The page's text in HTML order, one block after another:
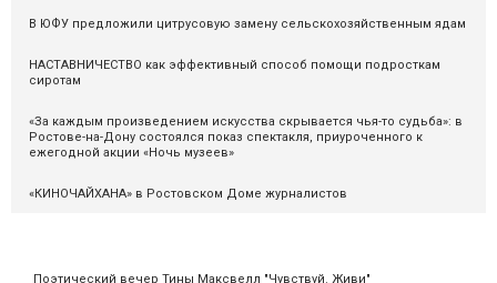
Поэтический вечер Тины Максвелл "Чувствуй. Живи"
В ЮФУ предложили цитрусовую замену сельскохозяйственным ядам
НАСТАВНИЧЕСТВО как эффективный способ помощи подросткам
сиротам
«За каждым произведением искусства скрывается чья-то судьба»: в
Ростове-на-Дону состоялся показ спектакля, приуроченного к
ежегодной акции «Ночь музеев»
«КИНОЧАЙХАНА» в Ростовском Доме журналистов